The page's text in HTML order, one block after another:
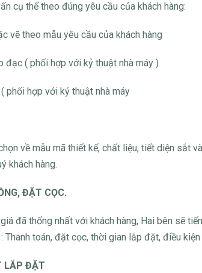
cụ thể theo đúng yêu cầu của khách hàng:
vẽ theo mẫu yêu cầu của khách hàng
đạc ( phối hợp với kỷ thuật nhà máy )
phối hợp với kỷ thuật nhà máy
về mẫu mã thiết kế, chất liệu, tiết diện sắt
khách hàng.
ĐẶT CỌC.
đã thống nhất với khách hàng, Hai bên sẽ
Thanh toán, đặt cọc, thời gian lắp đặt, điều
LẮP ĐẶT